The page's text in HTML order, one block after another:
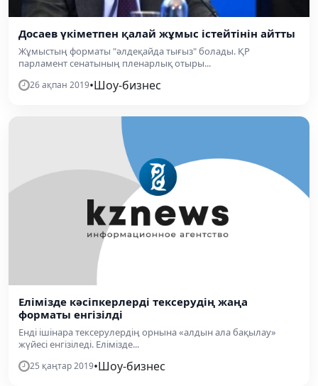
Досаев үкіметпен қалай жұмыс істейтінін айтты
Жұмыстың форматы "әлдеқайда тығыз" болады. ҚР
парламент сенатының пленарлық отыры...
26 ақпан 2019•Шоу-бизнес
Елімізде кәсіпкерлерді тексерудің жаңа
форматы енгізілді
Енді ішінара тексерулердің орнына «алдын ала бақылау»
жүйесі енгізіледі. Елімізде...
25 қаңтар 2019•Шоу-бизнес